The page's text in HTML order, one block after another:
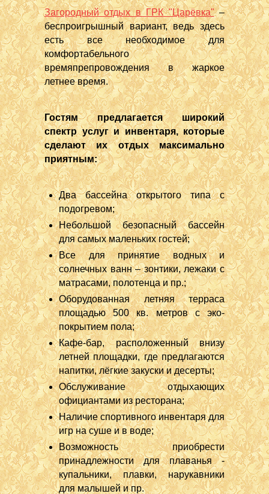
Загородный отдых в ГРК "Царёвка"–
беспроигрышный вариант, ведь здесь
есть все необходимое для
комфортабельного
времяпрепровождения в жаркое
летнее время.
Гостям предлагается широкий
спектр услуг и инвентаря, которые
сделают их отдых максимально
приятным:
Два бассейна открытого типа с
подогревом;
Небольшой безопасный бассейн
для самых маленьких гостей;
Все для принятие водных и
солнечных ванн – зонтики, лежаки с
матрасами, полотенца и пр.;
Оборудованная летняя терраса
площадью 500 кв. метров с эко-
покрытием пола;
Кафе-бар, расположенный внизу
летней площадки, где предлагаются
напитки, лёгкие закуски и десерты;
Обслуживание отдыхающих
официантами из ресторана;
Наличие спортивного инвентаря для
игр на суше и в воде;
Возможность приобрести
принадлежности для плаванья -
купальники, плавки, нарукавники
для малышей и пр.